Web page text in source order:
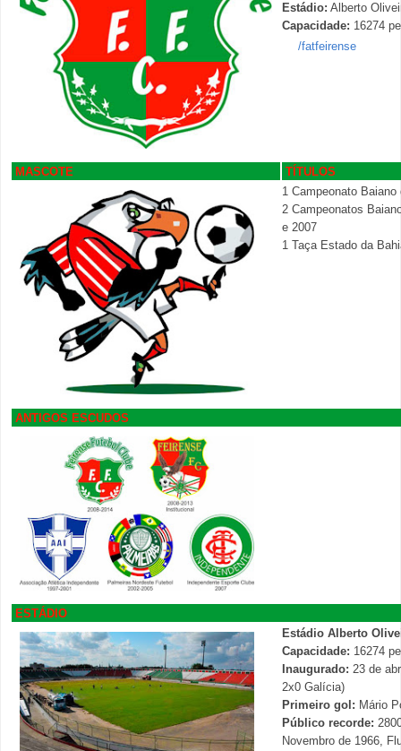
Estádio: Alberto
Capacidade: 16274
/fatfeirense
MASCOTE
TÍTULOS
1 Campeonato Baiano
2 Campeonatos
e 2007
1 Taça Estado da
ANTIGOS ESCUDOS
ESTÁDIO
Estádio Alberto
Capacidade: 16274
Inaugurado: 23 de
2x0 Galícia)
Primeiro gol: Mário
Público recorde:
Novembro de 1966,